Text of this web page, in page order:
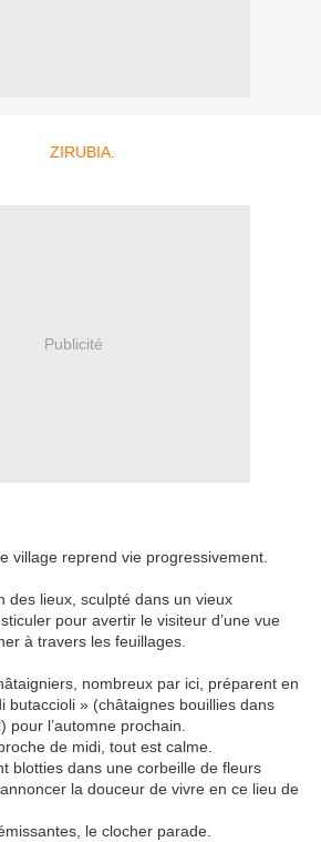
Publicité
village reprend vie progressivement.
des lieux, sculpté dans un vieux
pour avertir le visiteur d’une vue
à travers les feuillages.
nombreux par ici, préparent en
butaccioli » (châtaignes bouillies dans
pour l’automne prochain.
de midi, tout est calme.
blotties dans une corbeille de fleurs
la douceur de vivre en ce lieu de
le clocher parade.